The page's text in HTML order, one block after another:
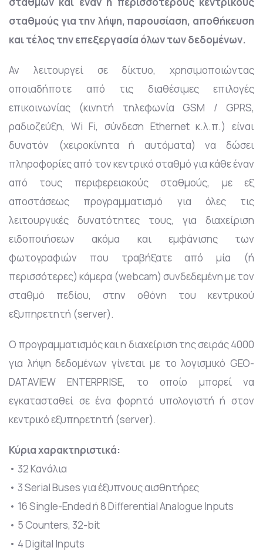
σταθμούς για την λήψη, παρουσίαση, αποθήκευση
και τέλος την επεξεργασία όλων των δεδομένων.
Αν λειτουργεί σε δίκτυο, χρησιμοποιώντας
οποιαδήποτε από τις διαθέσιμες επιλογές
επικοινωνίας (κινητή τηλεφωνία GSM / GPRS,
ραδιοζεύξη, Wi Fi, σύνδεση Ethernet κ.λ.π.) είναι
δυνατόν (χειροκίνητα ή αυτόματα) να δώσει
πληροφορίες από τον κεντρικό σταθμό για κάθε έναν
από τους περιφερειακούς σταθμούς, με εξ
αποστάσεως προγραμματισμό για όλες τις
λειτουργικές δυνατότητες τους, για διαχείριση
ειδοποιήσεων ακόμα και εμφάνισης των
φωτογραφιών που τραβήξατε από μία (ή
περισσότερες) κάμερα (webcam) συνδεδεμένη με τον
σταθμό πεδίου, στην οθόνη του κεντρικού
εξυπηρετητή (server).
Ο προγραμματισμός και η διαχείριση της σειράς 4000
για λήψη δεδομένων γίνεται με το λογισμικό GEO-
DATAVIEW ENTERPRISE, το οποίο μπορεί να
εγκατασταθεί σε ένα φορητό υπολογιστή ή στον
κεντρικό εξυπηρετητή (serνer).
Κύρια χαρακτηριστικά:
• 32 Κανάλια
• 3 Serial Buses για έξυπνους αισθητήρες
• 16 Single-Ended ή 8 Differential Analogue Inputs
• 5 Counters, 32-bit
• 4 Digital Inputs